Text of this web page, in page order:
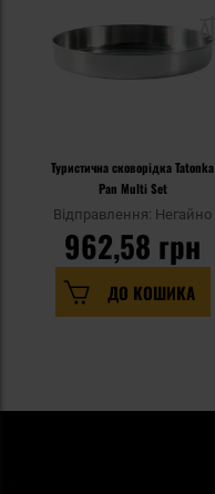
Туристична сковорідка Tatonka
Pan Multi Set
Відправлення: Негайно
962,58 грн
ДО КОШИКА